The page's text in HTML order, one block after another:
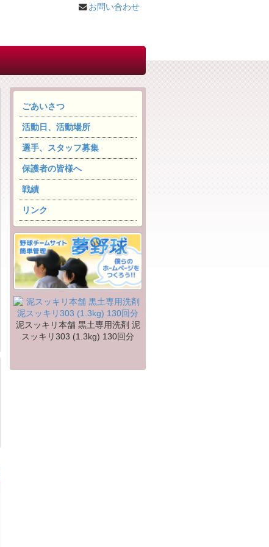
お問い合わせ
ごあいさつ
活動日、活動場所
選手、スタッフ募集
保護者の皆様へ
戦績
リンク
泥スッキリ本舗 黒土専用洗剤 泥
スッキリ303 (1.3kg) 130回分